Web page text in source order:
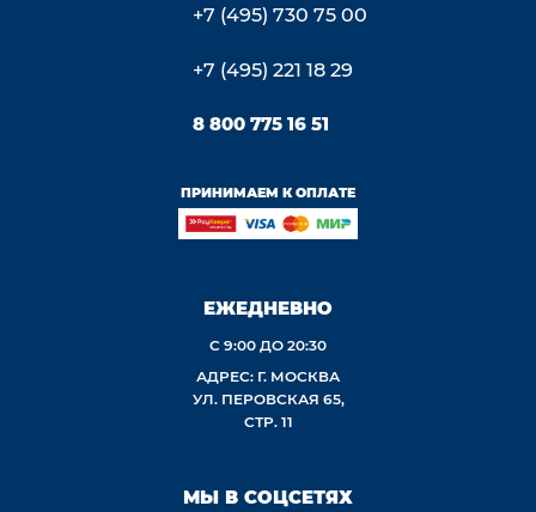
+7 (495) 730 75 00
+7 (495) 221 18 29
8 800 775 16 51
ПРИНИМАЕМ К ОПЛАТЕ
ЕЖЕДНЕВНО
С 9:00 ДО 20:30
АДРЕС: Г. МОСКВА
УЛ. ПЕРОВСКАЯ 65,
СТР. 11
МЫ В СОЦСЕТЯХ